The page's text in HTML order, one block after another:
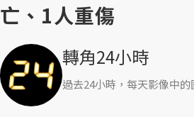
亡、1人重傷
轉角24小時
過去24小時，每天影像中的